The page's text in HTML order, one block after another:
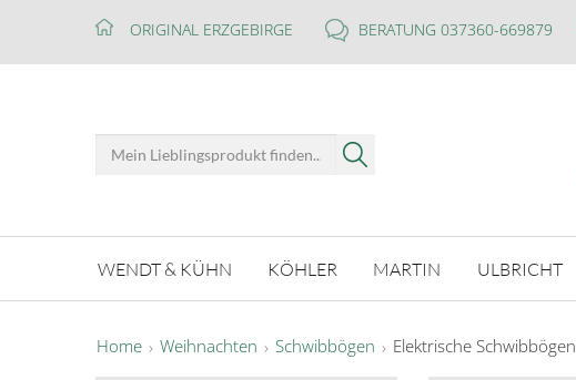
ORIGINAL ERZGEBIRGE BERATUNG 037360-669879
WENDT & KÜHN KÖHLER MARTIN ULBRICHT
Home Weihnachten Schwibbögen Elektrische Schwibbögen